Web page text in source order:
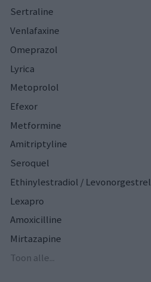
Sertraline
Venlafaxine
Omeprazol
Lyrica
Metoprolol
Efexor
Metformine
Amitriptyline
Seroquel
Ethinylestradiol / Levonorgestrel
Lexapro
Amoxicilline
Mirtazapine
Toon alle...